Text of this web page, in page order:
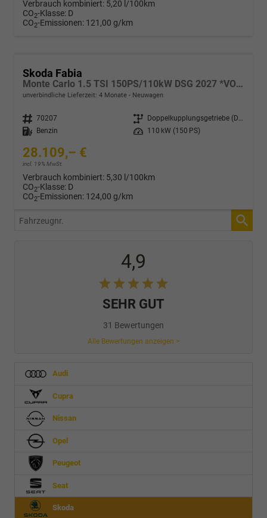
Verbrauch kombiniert: 5,20 l/100km
CO2-Klasse: D
CO2-Emissionen: 121,00 g/km
Skoda Fabia
Monte Carlo 1.5 TSI 150PS/110kW DSG 2027 *VOLL-LED+Sportsitze*
unverbindliche Lieferzeit: 4 Monate Neuwagen
Fahrzeugnr. 70207 Getriebe
Doppelkupplungsgetriebe (DSG)
Kraftstoff
Benzin Leistung 110 kW (150 PS)
28.109,– €
incl. 19% MwSt.
Verbrauch kombiniert: 5,30 l/100km
CO2-Klasse: D
CO2-Emissionen: 124,00 g/km
Fahrzeugnr.
4,9
SEHR GUT
31 Bewertungen
Alle Bewertungen anzeigen >
Audi
Cupra
Nissan
Opel
Peugeot
Seat
Skoda